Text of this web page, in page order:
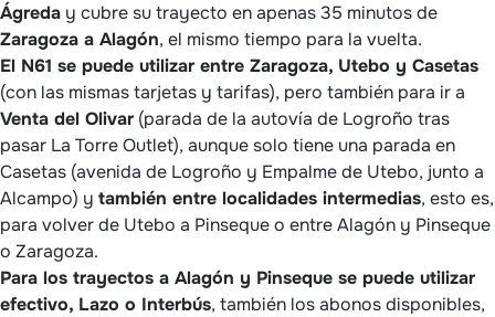
Ágreda y cubre su trayecto en apenas 35 minutos de
Zaragoza a Alagón, el mismo tiempo para la vuelta.
El N61 se puede utilizar entre Zaragoza, Utebo y Casetas
(con las mismas tarjetas y tarifas), pero también para ir a
Venta del Olivar(parada de la autovía de Logroño tras
pasar La Torre Outlet), aunque solo tiene una parada en
Casetas (avenida de Logroño y Empalme de Utebo, junto a
Alcampo) y también entre localidades intermedias, esto es,
para volver de Utebo a Pinseque o entre Alagón y Pinseque
o Zaragoza.
Para los trayectos a Alagón y Pinseque se puede utilizar
efectivo, Lazo o Interbús, también los abonos disponibles,